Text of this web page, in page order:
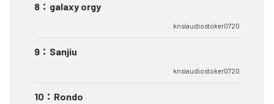
8 ： galaxy orgy
knsiaudiostoker0720
9 ： Sanjiu
knsiaudiostoker0720
10 ： Rondo